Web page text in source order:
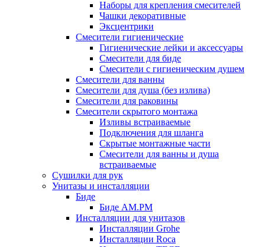
Наборы для крепления смесителей
Чашки декоративные
Эксцентрики
Смесители гигиенические
Гигиенические лейки и аксессуары
Смесители для биде
Смесители с гигиеническим душем
Смесители для ванны
Смесители для душа (без излива)
Смесители для раковины
Смесители скрытого монтажа
Изливы встраиваемые
Подключения для шланга
Скрытые монтажные части
Смесители для ванны и душа
встраиваемые
Сушилки для рук
Унитазы и инсталляции
Биде
Биде AM.PM
Инсталляции для унитазов
Инсталляции Grohe
Инсталляции Roca